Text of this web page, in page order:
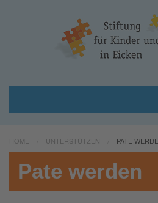
HOME UNTERSTÜTZEN PATE
Pate werden